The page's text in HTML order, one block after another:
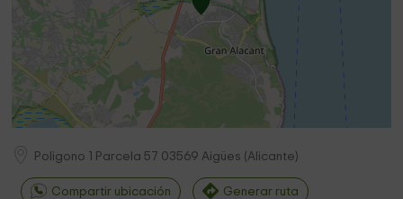
Poligono 1 Parcela 57 03569 Aigües (Alicante)
Compartir ubicación Generar ruta